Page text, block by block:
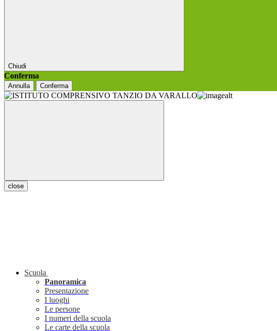
Chiudi
Conferma
Annulla Conferma
close
Scuola
Panoramica
Presentazione
I luoghi
Le persone
I numeri della scuola
Le carte della scuola